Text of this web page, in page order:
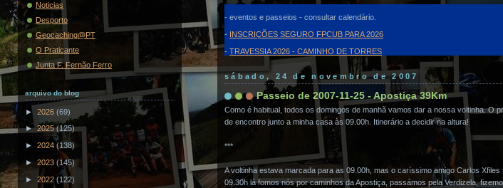
Noticias
Desporto
Geocaching@PT
O Praticante
Junta F. Fernão Ferro
arquivo do blog
► 2026 (69)
► 2025(125)
► 2024 (138)
► 2023 (145)
► 2022(122)
- eventos e passeios - consultar calendário.
- INSCRIÇÕES SEGURO FPCUB PARA 2026
- TRAVESSIA 2026 - CAMINHO DE TORRES
sábado, 24 de novembro de 2007
Passeio de 2007-11-25 - Apostiça 39Km
Como é habitual, todos os domingos de manhã vamos dar a nossa voltinha. O
de encontro junto a minha casa às 09.00h. Itinerário a decidir na altura!
***
A voltinha estava marcada para as 09.00h, mas o caríssimo amigo Carlos
09.30h lá fomos nós por caminhos da Apostiça, passámos pela Verdizela,